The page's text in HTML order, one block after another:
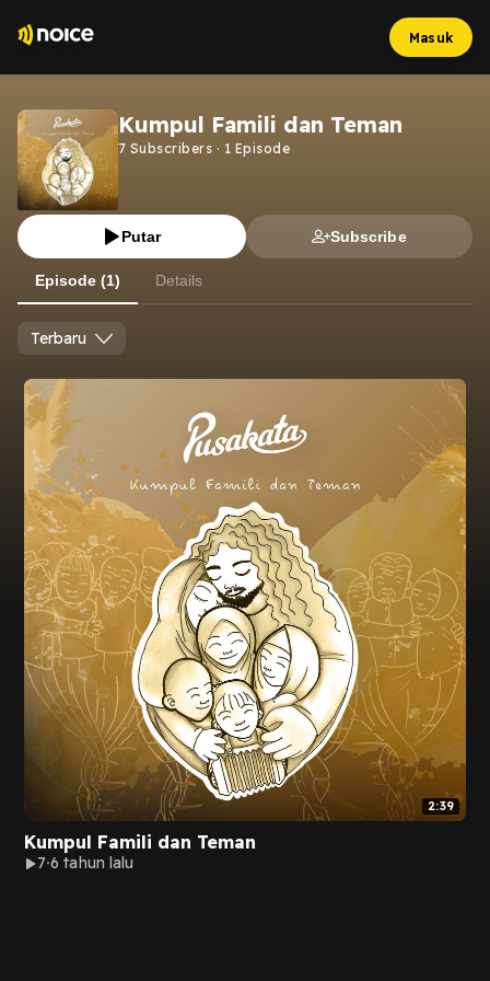
Masuk
Kumpul Famili dan Teman
7 Subscribers · 1 Episode
Putar Subscribe
Episode (1) Details
Terbaru
2:39
Kumpul Famili dan Teman
7 6 tahun lalu